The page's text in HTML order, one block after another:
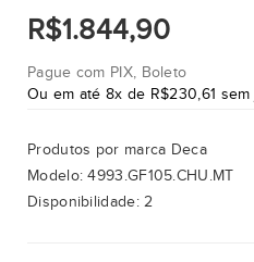
R$1.844,90
Pague com PIX, Boleto
Ou em até 8x de R$230,61
Produtos por marca Deca
Modelo:4993.GF105.CHU.MT
Disponibilidade:2